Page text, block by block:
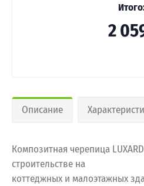
2
Описание
Композитная черепица
строительстве на
коттеджных и малоэтажных